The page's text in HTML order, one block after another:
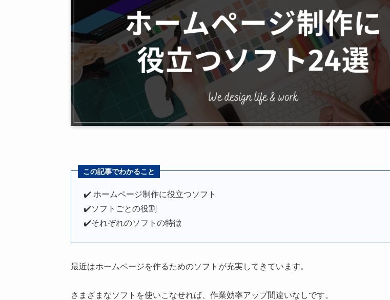
この記事でわかること
✔️ ホームページ制作に役立つソフト
✔️ソフトごとの役割
✔️それぞれのソフトの特徴
最近はホームページを作るためのソフトが充実してきています。
さまざまなソフトを使いこなせれば、作業効率アップ間違いなしです。